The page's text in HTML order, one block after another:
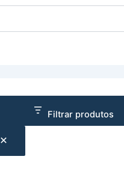
Filtrar produtos